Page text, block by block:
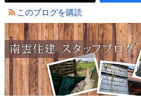
このブログを購読